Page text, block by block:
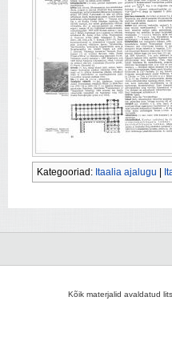
Kategooriad: Itaalia ajalugu
Kõik materjalid avaldatud